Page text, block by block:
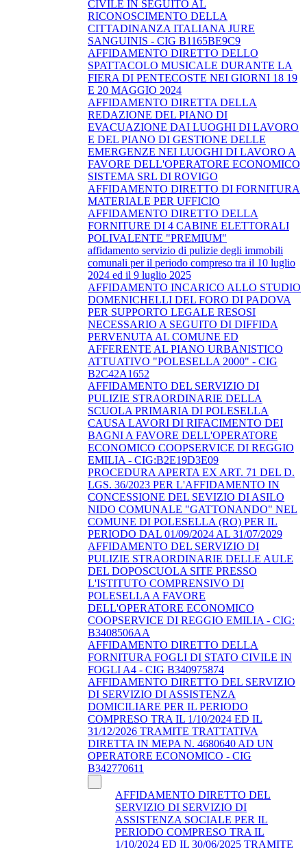
CIVILE IN SEGUITO AL
RICONOSCIMENTO DELLA
CITTADINANZA ITALIANA JURE
SANGUINIS - CIG B1165BE9C9
AFFIDAMENTO DIRETTO DELLO
SPATTACOLO MUSICALE DURANTE LA
FIERA DI PENTECOSTE NEI GIORNI 18 19
E 20 MAGGIO 2024
AFFIDAMENTO DIRETTA DELLA
REDAZIONE DEL PIANO DI
EVACUAZIONE DAI LUOGHI DI LAVORO
E DEL PIANO DI GESTIONE DELLE
EMERGENZE NEI LUOGHI DI LAVORO A
FAVORE DELL'OPERATORE ECONOMICO
SISTEMA SRL DI ROVIGO
AFFIDAMENTO DIRETTO DI FORNITURA
MATERIALE PER UFFICIO
AFFIDAMENTO DIRETTO DELLA
FORNITURE DI 4 CABINE ELETTORALI
POLIVALENTE "PREMIUM"
affidamento servizio di pulizie degli immobili
comunali per il periodo compreso tra il 10 luglio
2024 ed il 9 luglio 2025
AFFIDAMENTO INCARICO ALLO STUDIO
DOMENICHELLI DEL FORO DI PADOVA
PER SUPPORTO LEGALE RESOSI
NECESSARIO A SEGUITO DI DIFFIDA
PERVENUTA AL COMUNE ED
AFFERENTE AL PIANO URBANISTICO
ATTUATIVO "POLESELLA 2000" - CIG
B2C42A1652
AFFIDAMENTO DEL SERVIZIO DI
PULIZIE STRAORDINARIE DELLA
SCUOLA PRIMARIA DI POLESELLA
CAUSA LAVORI DI RIFACIMENTO DEI
BAGNI A FAVORE DELL'OPERATORE
ECONOMICO COOPSERVICE DI REGGIO
EMILIA - CIG:B2E19D3E09
PROCEDURA APERTA EX ART. 71 DEL D.
LGS. 36/2023 PER L'AFFIDAMENTO IN
CONCESSIONE DEL SEVIZIO DI ASILO
NIDO COMUNALE "GATTONANDO" NEL
COMUNE DI POLESELLA (RO) PER IL
PERIODO DAL 01/09/2024 AL 31/07/2029
AFFIDAMENTO DEL SERVIZIO DI
PULIZIE STRAORDINARIE DELLE AULE
DEL DOPOSCUOLA SITE PRESSO
L'ISTITUTO COMPRENSIVO DI
POLESELLA A FAVORE
DELL'OPERATORE ECONOMICO
COOPSERVICE DI REGGIO EMILIA - CIG:
B3408506AA
AFFIDAMENTO DIRETTO DELLA
FORNITURA FOGLI DI STATO CIVILE IN
FOGLI A4 - CIG B340975874
AFFIDAMENTO DIRETTO DEL SERVIZIO
DI SERVIZIO DI ASSISTENZA
DOMICILIARE PER IL PERIODO
COMPRESO TRA IL 1/10/2024 ED IL
31/12/2026 TRAMITE TRATTATIVA
DIRETTA IN MEPA N. 4680640 AD UN
OPERATORE ECONOMICO - CIG
B342770611
AFFIDAMENTO DIRETTO DEL
SERVIZIO DI SERVIZIO DI
ASSISTENZA SOCIALE PER IL
PERIODO COMPRESO TRA IL
1/10/2024 ED IL 30/06/2025 TRAMITE